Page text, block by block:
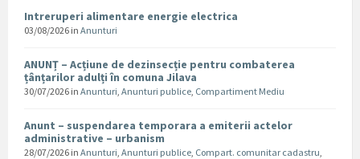
Intreruperi alimentare energie electrica
03/08/2026 in Anunturi
ANUNȚ – Acțiune de dezinsecție pentru combaterea
țânțarilor adulți în comuna Jilava
30/07/2026 in Anunturi, Anunturi publice, Compartiment Mediu
Anunt – suspendarea temporara a emiterii actelor
administrative – urbanism
28/07/2026 in Anunturi, Anunturi publice, Compart. comunitar cadastru,